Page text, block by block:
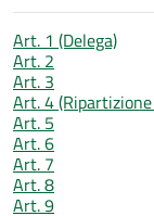
Art. 1 (Delega)
Art. 2
Art. 3
Art. 4
Art. 5
Art. 6
Art. 7
Art. 8
Art. 9